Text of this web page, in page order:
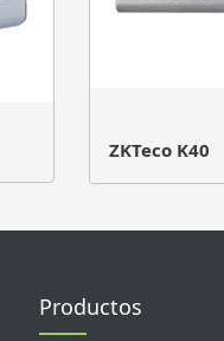
ZKTeco K40
Productos